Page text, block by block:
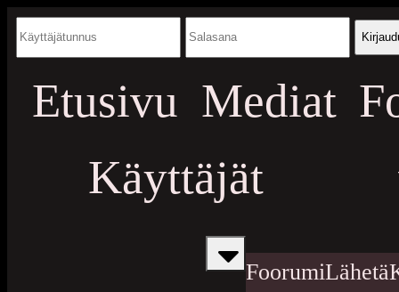
Etusivu Mediat
Käyttäjät
FoorumiLähetä